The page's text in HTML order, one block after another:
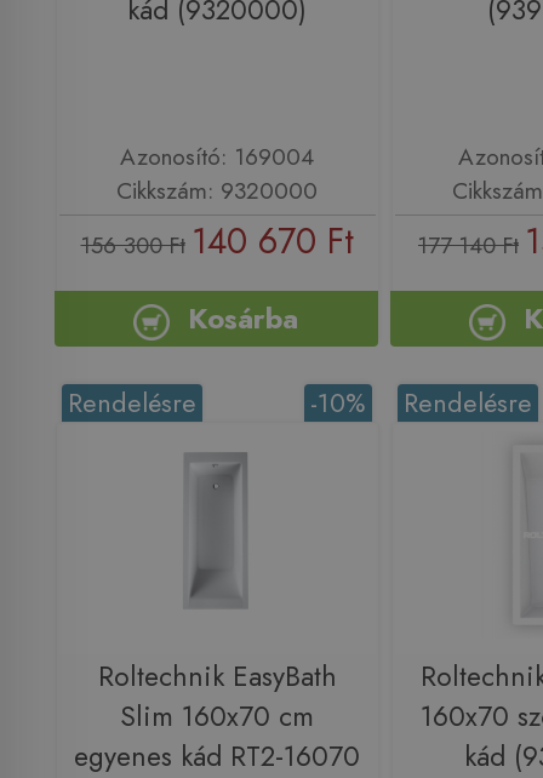
kád (9320000)
Azonosító: 169004
Cikkszám: 9320000
156 300 Ft 140 670 Ft
Kosárba
177 140 Ft
-10%
Rendelésre
Roltechnik EasyBath
Slim 160x70 cm
egyenes kád RT2-16070
Rendelésre
160x70
kád